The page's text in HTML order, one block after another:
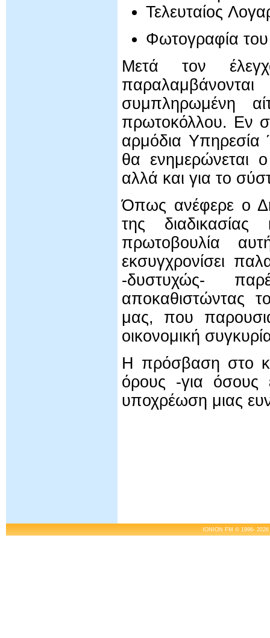
Τελευταίος
Φωτογραφία
Μετά τον
συμπληρωμένη
πρωτοκόλλου. Εν
αρμόδια
θα ενημερώνεται
αλλά και για το
Όπως ανέφερε ο
της
πρωτοβουλία
εκσυγχρονίσει
-δυστυχώς-
αποκαθιστώντας
μας, που
οικονομική
Η πρόσβαση στο
όρους -για όσους
υποχρέωση μιας
IONION FM © 1996-